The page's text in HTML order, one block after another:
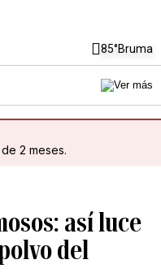
85°Bruma
2 meses.
así luce
del